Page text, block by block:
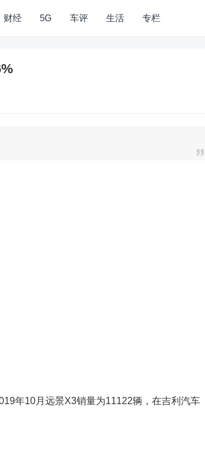
财经 5G 车评 生活 专栏
年10月远景X3销量为11122辆，在吉利汽车